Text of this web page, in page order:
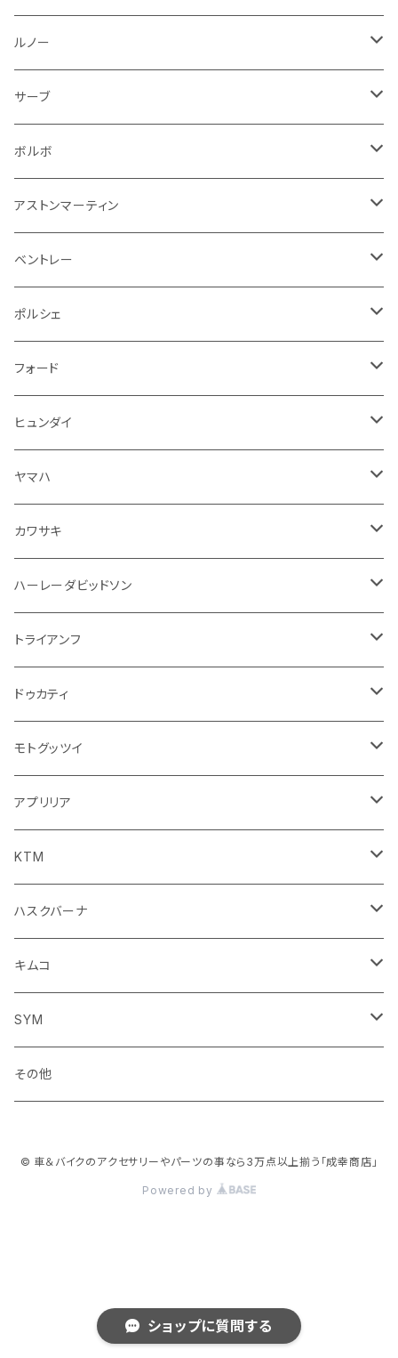
ショップに質問する
その他
ポルシェ
ヒュンダイ
その他
フォルクスワーゲン
ボルボ
シートベルト周り
ステアリング
ステアリングホイールカバー
修理ツール
運転席周り
アームレスト
ドア回り
ホーン
キーホルダー
収納用品
灰皿・ゴミ箱
インテリアパネル
ドリンクホルダー
携帯・スマホホルダー
ステッカー
ダッシュボード
外装系
スポイラー系
シートカバー
その他
ホイール
泥除け
ガソリンタンク
フロントワイパー
リアワイパー
オーディオ系
その他
ケーブル系
排気系
ガスケット
通信系
吸気系
エアフィルター
リアバンパー
エンジン系
外装系
ウインカー
ワイパー
ミラー
収納系
アームレスト
シフトレバー
その他
冷却系
ラジエーター
ブレーキランプ
ウインカー
トランクマット
ワイパー
キーホルダー
フロアマット
ルノー
フロアマット
タイヤ回り
泥除け
ワイパー
その他
シフトノブ
運転席周り
ドア回り
アームレスト
ライト系
ウインカー
サーブ
フロアマット
シフトノブ
ボルボ
フロアマット
トランクマット
アストンマーティン
フロアマット
ベントレー
フロアマット
外装
グリル
ポルシェ
フロアマット
その他
フォード
フロアマット
ダッシュボード
ドア回り
エンジン系
オイル系
その他
フロントガラス回り
ワイパー
リアガラス回り
ライト系
フォグランプ
ミラー系
足回り
サスペンション
ヒュンダイ
フロアマット
ヤマハ
電装系
ウインカー
モーター系
ミラー
ブレーキ系
クラッチブレーキレバー
駆動系
その他
フェンダー系
足回り
サスペンション
カワサキ
ミラー
ハンドル系
足回り
サスペンション
タンク系
キャップ
ブレーキ系
ブレーキ・クラッチレバー
ハーレーダビッドソン
ミラー
トライアンフ
ミラー
ドゥカティ
ミラー
その他
ブレーキ系
ブレーキクラッチレバー
フェンダー系
モトグッツイ
ミラー
アプリリア
ミラー
ブレーキ系
クラッチブレーキレバー
フェンダー系
KTM
ミラー
ハスクバーナ
ミラー
キムコ
ミラー
SYM
ミラー
その他
© 車＆バイクのアクセサリーやパーツの事なら3万点以上揃う「成幸商店」
Powered by